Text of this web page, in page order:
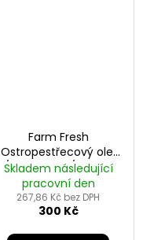
Farm Fresh
Ostropestřecový olej
/Silybum Oil/ 500ml
Skladem následující
pracovní den
267,86 Kč bez DPH
300 Kč